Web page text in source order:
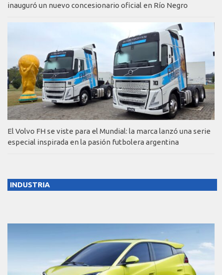
inauguró un nuevo concesionario oficial en Río Negro
El Volvo FH se viste para el Mundial: la marca lanzó una serie
especial inspirada en la pasión futbolera argentina
INDUSTRIA